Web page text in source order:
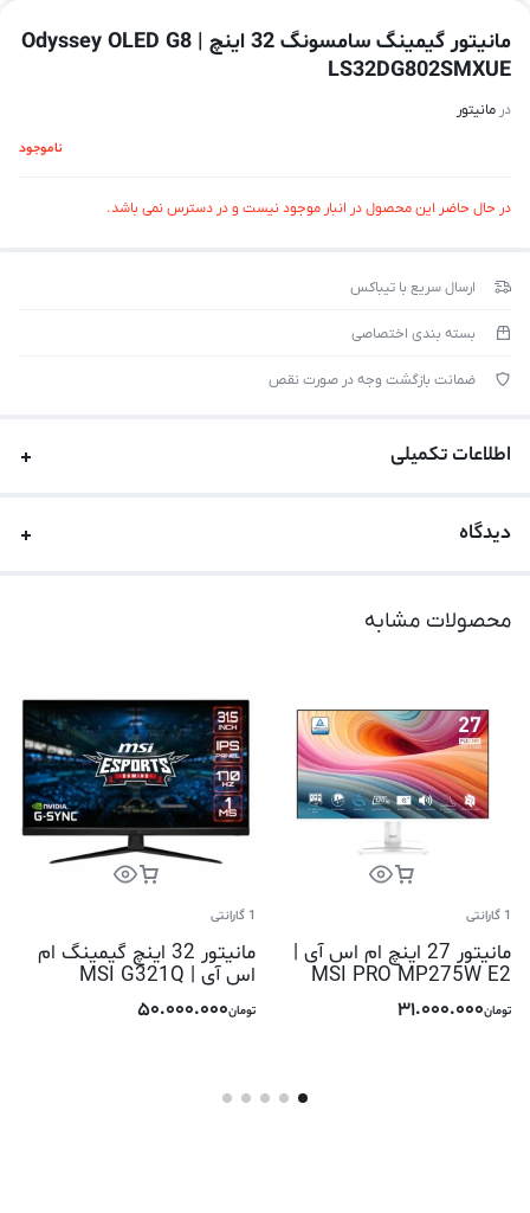
مانیتور گیمینگ سامسونگ 32 اینچ | Odyssey OLED G8
LS32DG802SMXUE
در مانیتور
ناموجود
در حال حاضر این محصول در انبار موجود نیست و در دسترس نمی باشد.
ارسال سریع با تیباکس
بسته بندی اختصاصی
ضمانت بازگشت وجه در صورت نقص
اطلاعات تکمیلی
دیدگاه
محصولات مشابه
1 گارانتی
مانیتور 27 اینچ ام اس آی |
MSI PRO MP275W E2
تومان31.000.000
1 گارانتی
مانیتور 32 اینچ گیمینگ ام
اس آی | MSI G321Q
تومان50.000.000